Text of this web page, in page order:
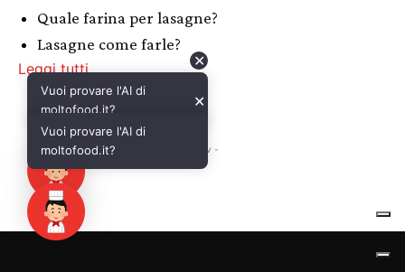
✕
Vuoi provare l'AI di
moltofood.it?